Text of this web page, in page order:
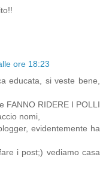
ore 18:23
educata, si veste bene,
FANNO RIDERE I POLLI
nomi,
evidentemente ha
i post;) vediamo casa